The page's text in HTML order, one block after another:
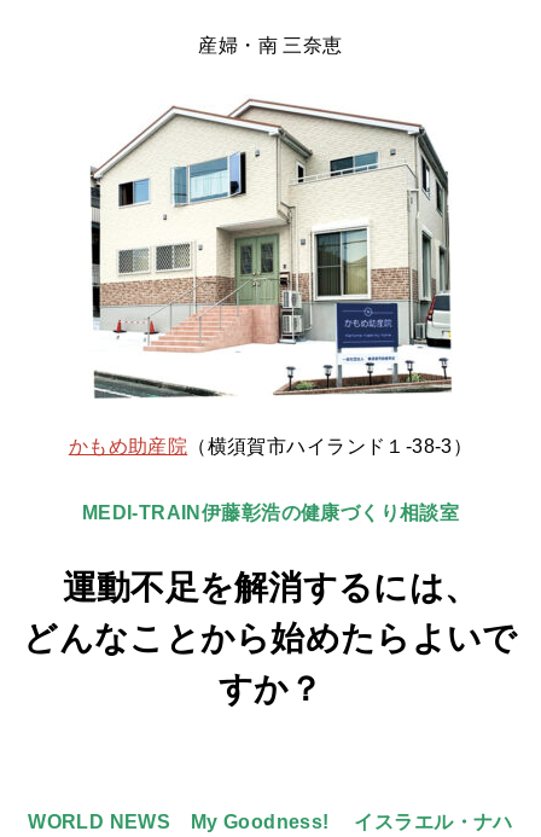
産婦・南 三奈恵
かもめ助産院 （横須賀市ハイランド１-38-3）
MEDI-TRAIN伊藤彰浩の健康づくり相談室
運動不足を解消するには、
どんなことから始めたらよいで
すか？
WORLD NEWS My Goodness! イスラエル・ナハ